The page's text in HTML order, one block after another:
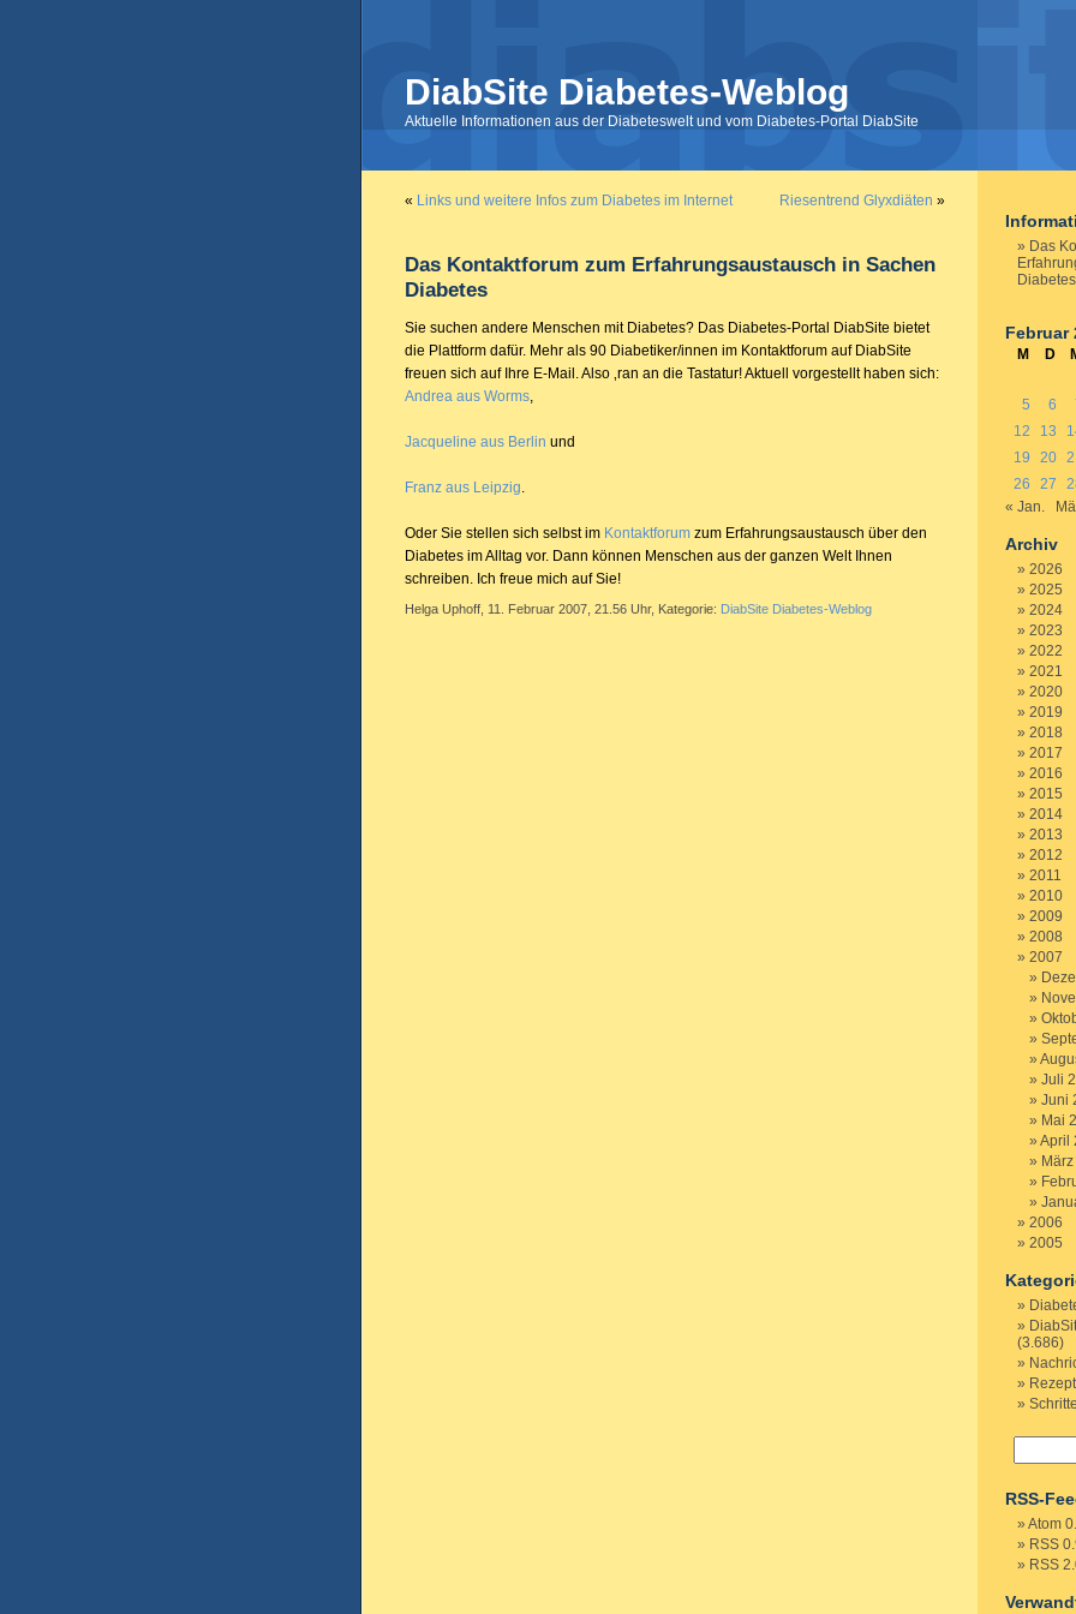
DiabSite Diabetes-Weblog
Aktuelle Informationen aus der Diabeteswelt und vom Diabetes-Portal DiabSite
« Links und weitere Infos zum Diabetes im Internet Riesentrend Glyxdiäten »
Das Kontaktforum zum Erfahrungsaustausch in Sachen
Diabetes
Sie suchen andere Menschen mit Diabetes? Das Diabetes-Portal DiabSite bietet
die Plattform dafür. Mehr als 90 Diabetiker/innen im Kontaktforum auf DiabSite
freuen sich auf Ihre E-Mail. Also ‚ran an die Tastatur! Aktuell vorgestellt haben sich:
Andrea aus Worms,
Jacqueline aus Berlin und
Franz aus Leipzig.
Oder Sie stellen sich selbst im Kontaktforum zum Erfahrungsaustausch über den
Diabetes im Alltag vor. Dann können Menschen aus der ganzen Welt Ihnen
schreiben. Ich freue mich auf Sie!
Helga Uphoff, 11. Februar 2007, 21.56 Uhr, Kategorie: DiabSite Diabetes-Weblog
Das
Diabetes
Februar
M D
5
6
12
13
19
20
26
27
« Jan.
Archiv
2026
2025
2024
2023
2022
2021
2020
2019
2018
2017
2016
2015
2014
2013
2012
2011
2010
2009
2008
2007
Juli
Juni
Mai
April
2006
2005
(3.686)
RSS-
Atom
RSS
RSS